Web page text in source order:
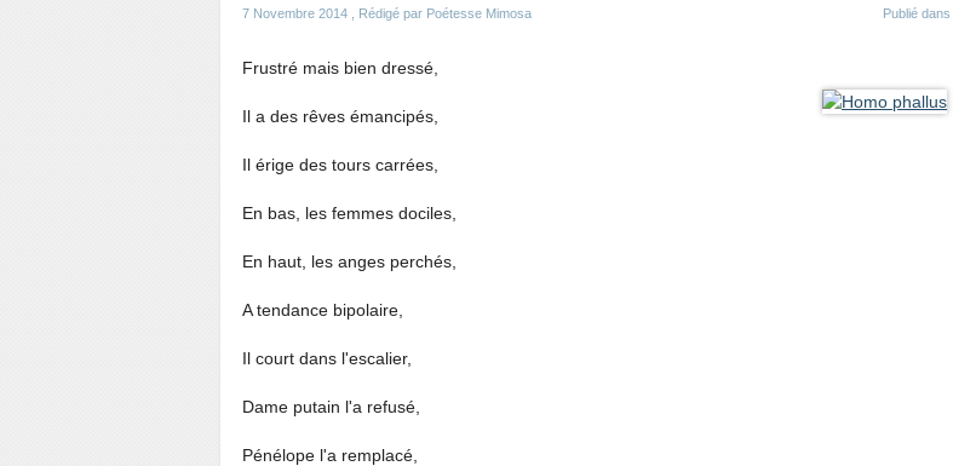
7 Novembre 2014 , Rédigé par Poétesse Mimosa Publié dans
Frustré mais bien dressé,
Il a des rêves émancipés,
Il érige des tours carrées,
En bas, les femmes dociles,
En haut, les anges perchés,
A tendance bipolaire,
Il court dans l'escalier,
Dame putain l'a refusé,
Pénélope l'a remplacé,